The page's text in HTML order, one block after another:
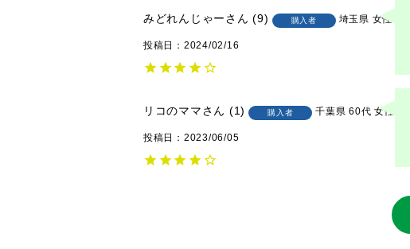
みどれんじゃー 9 購入者 埼玉県 女性
投稿日 2024/02/16
リコのママ 1 購入者 千葉県 60代 女性
投稿日 2023/06/05